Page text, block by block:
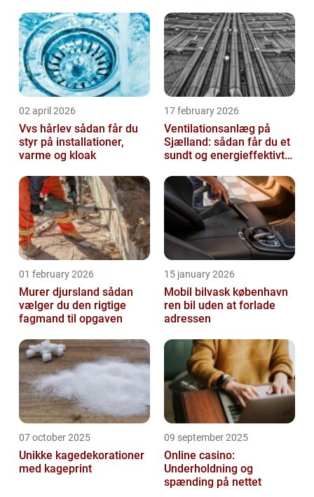
02 april 2026
Vvs hårlev sådan får du
styr på installationer,
varme og kloak
17 february 2026
Ventilationsanlæg på
Sjælland: sådan får du et
sundt og energieffektivt
01 february 2026
Murer djursland sådan
vælger du den rigtige
fagmand til opgaven
15 january 2026
Mobil bilvask københavn
ren bil uden at forlade
adressen
07 october 2025
Unikke kagedekorationer
med kageprint
09 september 2025
Online casino:
Underholdning og
spænding på nettet